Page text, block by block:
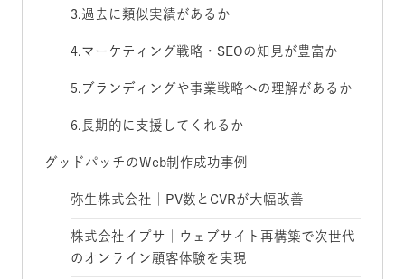
3.過去に類似実績があるか
4.マーケティング戦略・SEOの知見が豊富か
5.ブランディングや事業戦略への理解があるか
6.長期的に支援してくれるか
グッドパッチのWeb制作成功事例
弥生株式会社｜PV数とCVRが大幅改善
株式会社イプサ｜ウェブサイト再構築で次世代
のオンライン顧客体験を実現